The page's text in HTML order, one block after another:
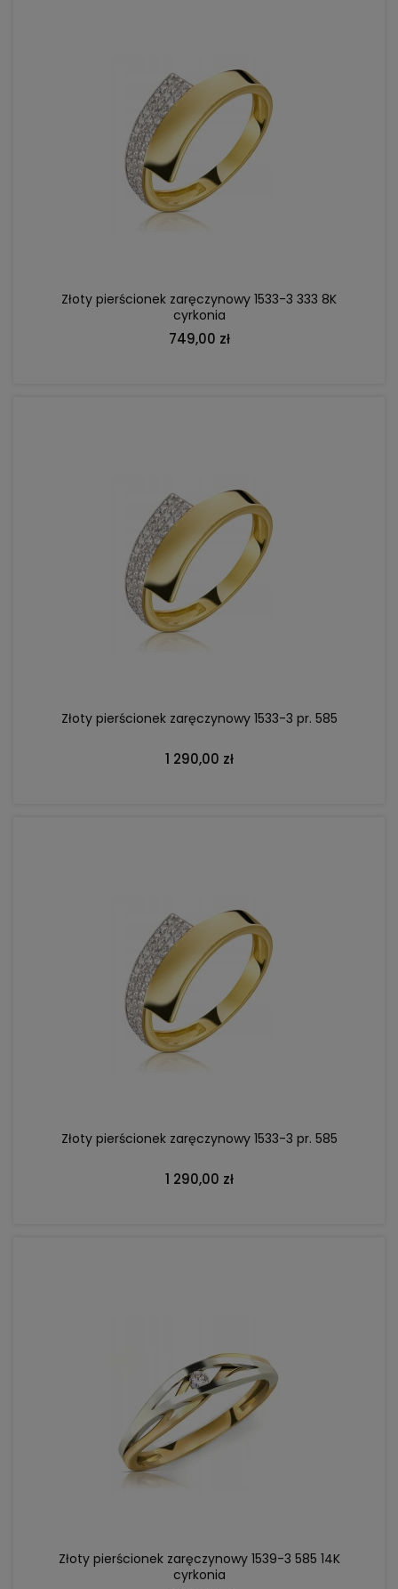
Złoty pierścionek zaręczynowy 1533-3 333 8K
cyrkonia
749,00 zł
DO KOSZYKA
Złoty pierścionek zaręczynowy 1533-3 pr. 585
1 290,00 zł
DO KOSZYKA
Złoty pierścionek zaręczynowy 1533-3 pr. 585
1 290,00 zł
DO KOSZYKA
Złoty pierścionek zaręczynowy 1539-3 585 14K
cyrkonia
DO KOSZYKA